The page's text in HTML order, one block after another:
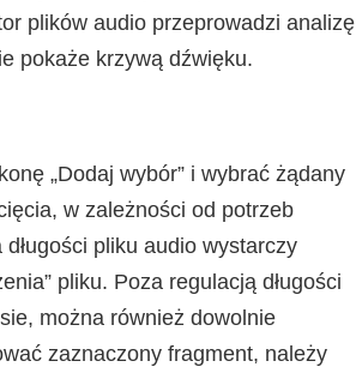
plików audio przeprowadzi analizę
pokaże krzywą dźwięku.
„Dodaj wybór” i wybrać żądany
w zależności od potrzeb
pliku audio wystarczy
pliku. Poza regulacją długości
można również dowolnie
zaznaczony fragment, należy